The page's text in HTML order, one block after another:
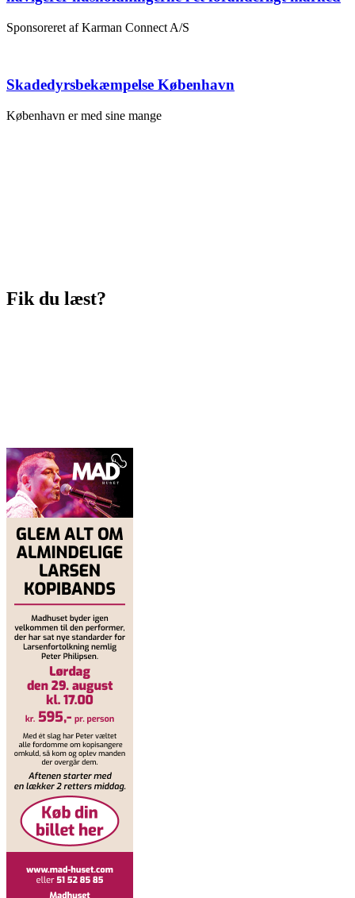
Sponsoreret af Karman Connect A/S
Skadedyrsbekæmpelse København
København er med sine mange
Fik du læst?